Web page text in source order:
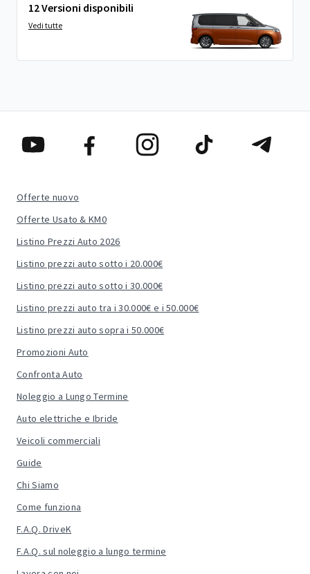
12 Versioni disponibili
Vedi tutte
Offerte nuovo
Offerte Usato & KM0
Listino Prezzi Auto 2026
Listino prezzi auto sotto i 20.000€
Listino prezzi auto sotto i 30.000€
Listino prezzi auto tra i 30.000€ e i 50.000€
Listino prezzi auto sopra i 50.000€
Promozioni Auto
Confronta Auto
Noleggio a Lungo Termine
Auto elettriche e Ibride
Veicoli commerciali
Guide
Chi Siamo
Come funziona
F.A.Q. DriveK
F.A.Q. sul noleggio a lungo termine